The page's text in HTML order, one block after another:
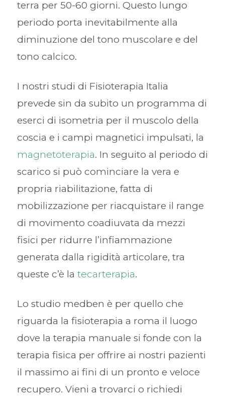
terra per 50-60 giorni. Questo lungo
periodo porta inevitabilmente alla
diminuzione del tono muscolare e del
tono calcico.
I nostri studi di Fisioterapia Italia
prevede sin da subito un programma di
eserci di isometria per il muscolo della
coscia e i campi magnetici impulsati, la
magnetoterapia. In seguito al periodo di
scarico si può cominciare la vera e
propria riabilitazione, fatta di
mobilizzazione per riacquistare il range
di movimento coadiuvata da mezzi
fisici per ridurre l’infiammazione
generata dalla rigidità articolare, tra
queste c’è la tecarterapia.
Lo studio medben è per quello che
riguarda la fisioterapia a roma il luogo
dove la terapia manuale si fonde con la
terapia fisica per offrire ai nostri pazienti
il massimo ai fini di un pronto e veloce
recupero. Vieni a trovarci o richiedi